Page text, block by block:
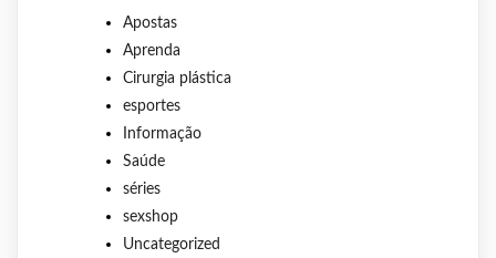
Apostas
Aprenda
Cirurgia plástica
esportes
Informação
Saúde
séries
sexshop
Uncategorized